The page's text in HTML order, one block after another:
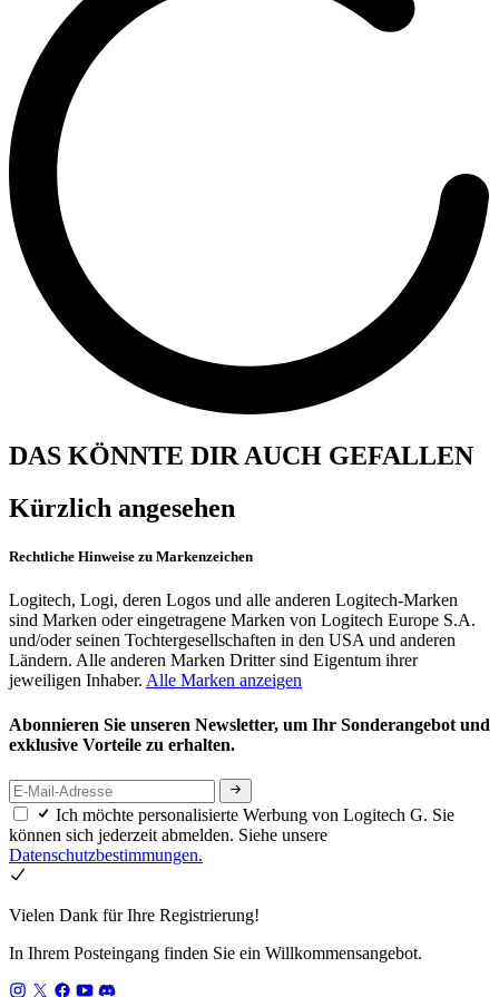
DAS KÖNNTE DIR AUCH GEFALLEN
Kürzlich angesehen
Rechtliche Hinweise zu Markenzeichen
Logitech, Logi, deren Logos und alle anderen Logitech-Marken
sind Marken oder eingetragene Marken von Logitech Europe S.A.
und/oder seinen Tochtergesellschaften in den USA und anderen
Ländern. Alle anderen Marken Dritter sind Eigentum ihrer
jeweiligen Inhaber. Alle Marken anzeigen
Abonnieren Sie unseren Newsletter, um Ihr Sonderangebot und
exklusive Vorteile zu erhalten.
Ich möchte personalisierte Werbung von Logitech G. Sie
können sich jederzeit abmelden. Siehe unsere
Datenschutzbestimmungen.
Vielen Dank für Ihre Registrierung!
In Ihrem Posteingang finden Sie ein Willkommensangebot.